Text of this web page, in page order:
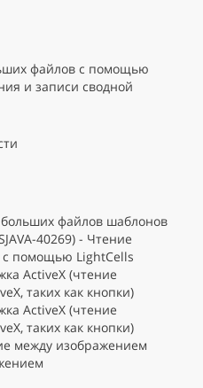
файлов с помощью
и записи сводной
больших файлов шаблонов
40269) - Чтение
помощью LightCells
ActiveX (чтение
таких как кнопки)
ActiveX (чтение
таких как кнопки)
между изображением